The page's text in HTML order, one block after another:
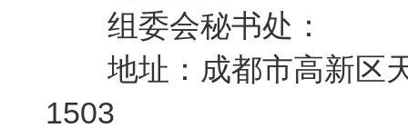
组委会秘书处：
地址：成都市高新区天
1503